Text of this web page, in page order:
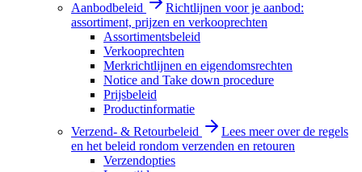
Aanbodbeleid
Richtlijnen voor je aanbod:
assortiment, prijzen en verkooprechten
Assortimentsbeleid
Verkooprechten
Merkrichtlijnen en eigendomsrechten
Notice and Take down procedure
Prijsbeleid
Productinformatie
Verzend- & Retourbeleid
Lees meer over de regels
en het beleid rondom verzenden en retouren
Verzendopties